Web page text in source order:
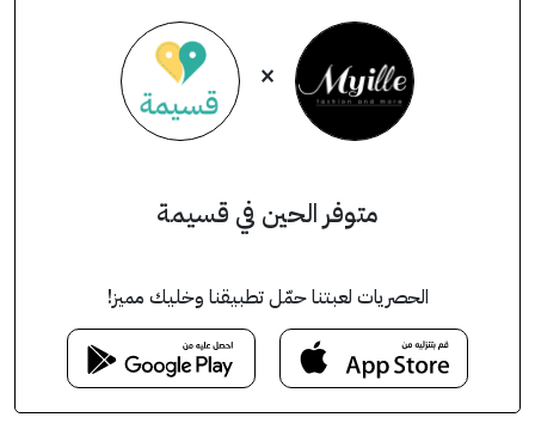
×
متوفر الحين في قسيمة
الحصريات لعبتنا حمّل تطبيقنا وخليك مميز!